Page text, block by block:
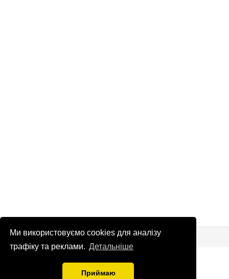
Ми використовуємо cookies для аналізу
трафіку та реклами. Детальніше
Приймаю
© Патріоти України 2026
Правова інформація